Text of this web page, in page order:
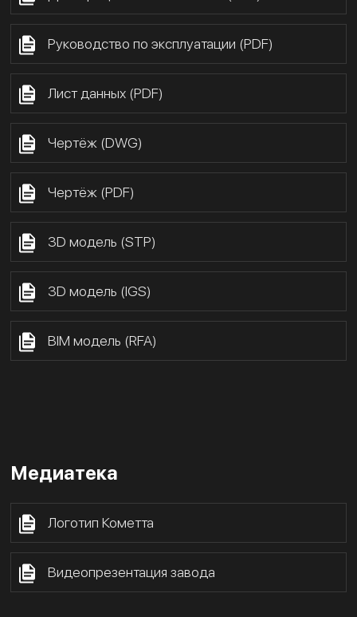
Руководство по эксплуатации (PDF)
Лист данных (PDF)
Чертёж (DWG)
Чертёж (PDF)
3D модель (STP)
3D модель (IGS)
BIM модель (RFA)
Медиатека
Логотип Кометта
Видеопрезентация завода